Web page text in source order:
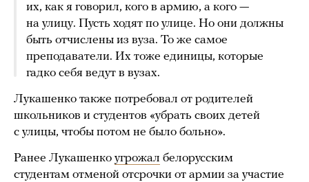
их, как я говорил, кого в армию, а кого —
на улицу. Пусть ходят по улице. Но они должны
быть отчислены из вуза. То же самое
преподаватели. Их тоже единицы, которые
гадко себя ведут в вузах.
Лукашенко также потребовал от родителей
школьников и студентов «убрать своих детей
с улицы, чтобы потом не было больно».
Ранее Лукашенко угрожал белорусским
студентам отменой отсрочки от армии за участие